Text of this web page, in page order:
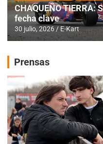
CHAQUEÑO TIERRA:
fecha clave
30 julio, 2026 E-Kart
Prensas